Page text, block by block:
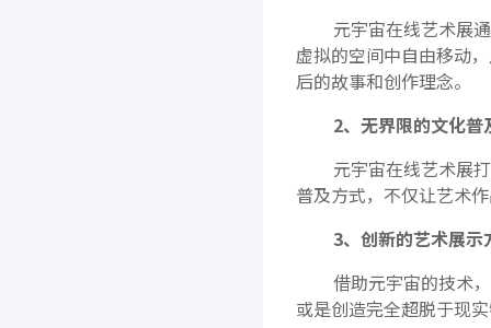
元宇宙在线艺术展
虚拟的空间中自由移动
后的故事和创作理念。
2、无界限的文化普
元宇宙在线艺术展
普及方式，不仅让艺术
3、创新的艺术展示
借助元宇宙的技术
或是创造完全超脱于现